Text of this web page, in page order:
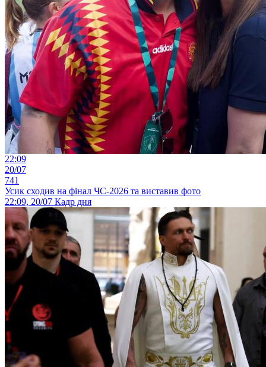
22:09
20/07
741
Усик сходив на фінал ЧС-2026 та виставив фото
22:09, 20/07 Кадр дня